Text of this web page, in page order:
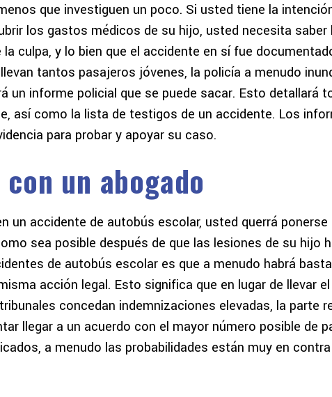
que investiguen un poco. Si usted tiene la
los gastos médicos de su hijo, usted necesita saber
culpa, y lo bien que el accidente en sí fue
tantos pasajeros jóvenes, la policía a menudo
un informe policial que se puede sacar. Esto detallará
así como la lista de testigos de un accidente. Los
para probar y apoyar su caso.
un abogado
un accidente de autobús escolar, usted querrá
sea posible después de que las lesiones de su hijo
de autobús escolar es que a menudo habrá
acción legal. Esto significa que en lugar de llevar
concedan indemnizaciones elevadas, la parte
llegar a un acuerdo con el mayor número posible de
a menudo las probabilidades están muy en